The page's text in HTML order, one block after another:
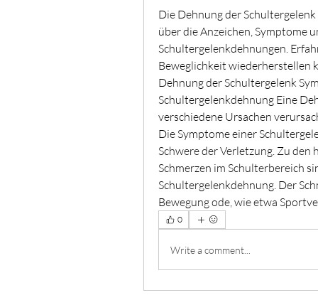
Die Dehnung der
über die Anzeichen, Symptome
Schultergelenkdehnungen.
Beweglichkeit wiederherstellen
Dehnung der Schultergelenk
Schultergelenkdehnung Eine
verschiedene Ursachen
Die Symptome einer
Schwere der Verletzung. Zu den
Schmerzen im Schulterbereich
Schultergelenkdehnung. Der
Bewegung ode, wie etwa
0
Write a comment...